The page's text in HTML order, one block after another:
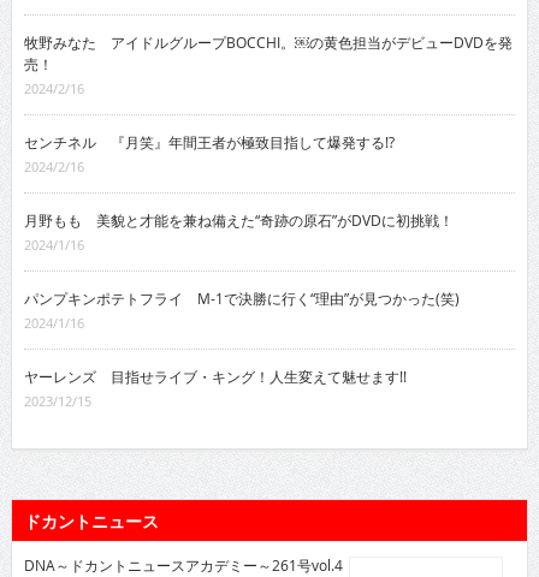
牧野みなた アイドルグループBOCCHI。￼の黄色担当がデビューDVDを発
売！
2024/2/16
センチネル 『月笑』年間王者が極致目指して爆発する!?
2024/2/16
月野もも 美貌と才能を兼ね備えた“奇跡の原石”がDVDに初挑戦！
2024/1/16
パンプキンポテトフライ M-1で決勝に行く“理由”が見つかった(笑)
2024/1/16
ヤーレンズ 目指せライブ・キング！人生変えて魅せます!!
2023/12/15
ドカントニュース
DNA～ドカントニュースアカデミー～261号vol.4